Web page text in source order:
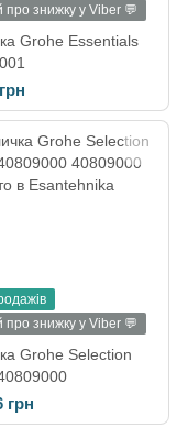
про знижку у Viber 💬
Grohe Essentials
про знижку у Viber 💬
Grohe Selection
грн